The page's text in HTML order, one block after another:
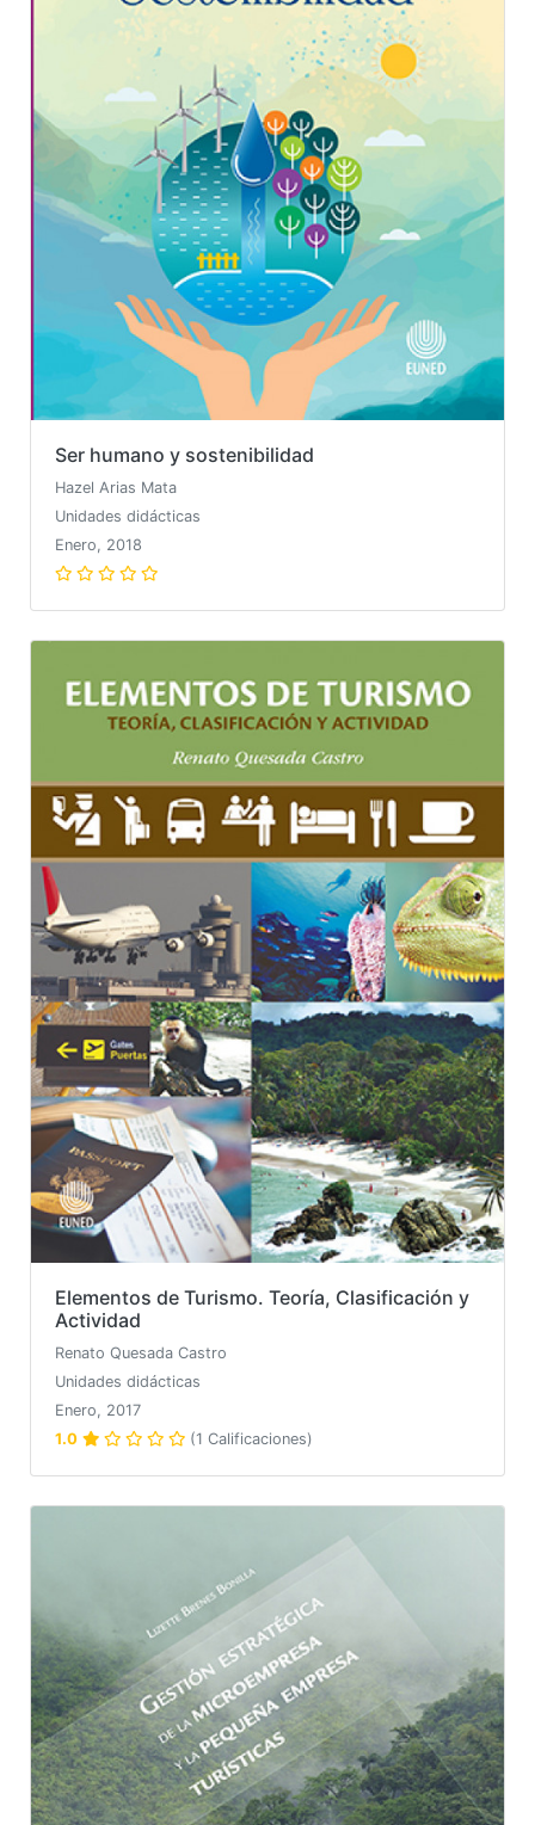
Ser humano y sostenibilidad
Hazel Arias Mata
Unidades didácticas
Enero, 2018
Elementos de Turismo. Teoría, Clasificación y
Actividad
Renato Quesada Castro
Unidades didácticas
Enero, 2017
1.0
(1 Calificaciones)